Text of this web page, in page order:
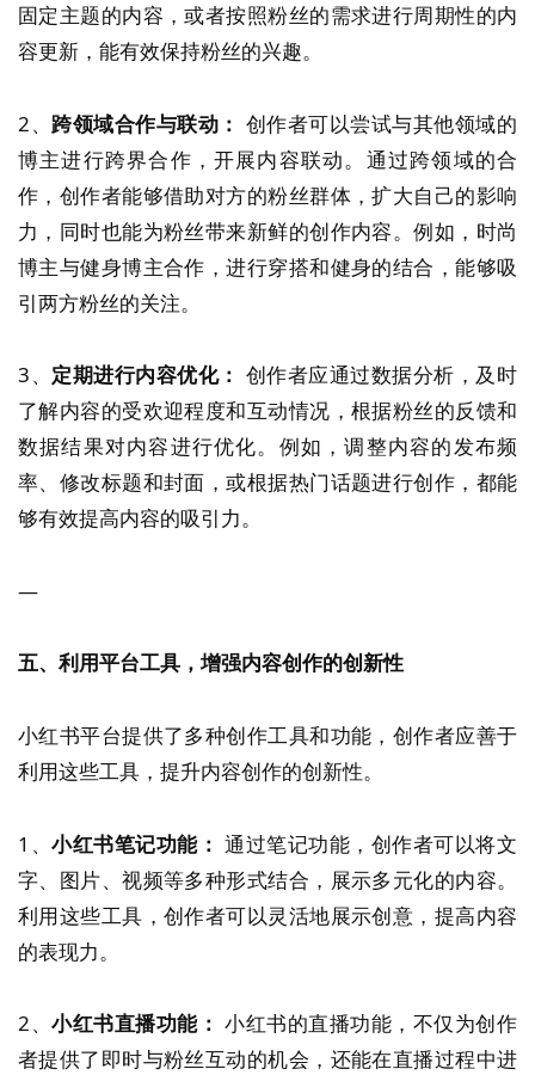
固定主题的内容，或者按照粉丝的需求进行周期性的内
容更新，能有效保持粉丝的兴趣。
2、 跨领域合作与联动： 创作者可以尝试与其他领域的
博主进行跨界合作，开展内容联动。通过跨领域的合
作，创作者能够借助对方的粉丝群体，扩大自己的影响
力，同时也能为粉丝带来新鲜的创作内容。例如，时尚
博主与健身博主合作，进行穿搭和健身的结合，能够吸
引两方粉丝的关注。
3、 定期进行内容优化： 创作者应通过数据分析，及时
了解内容的受欢迎程度和互动情况，根据粉丝的反馈和
数据结果对内容进行优化。例如，调整内容的发布频
率、修改标题和封面，或根据热门话题进行创作，都能
够有效提高内容的吸引力。
—
五、利用平台工具，增强内容创作的创新性
小红书平台提供了多种创作工具和功能，创作者应善于
利用这些工具，提升内容创作的创新性。
1、小红书笔记功能： 通过笔记功能，创作者可以将文
字、图片、视频等多种形式结合，展示多元化的内容。
利用这些工具，创作者可以灵活地展示创意，提高内容
的表现力。
2、小红书直播功能： 小红书的直播功能，不仅为创作
者提供了即时与粉丝互动的机会，还能在直播过程中进